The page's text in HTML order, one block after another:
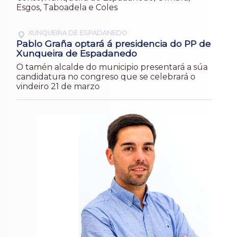
Esgos, Taboadela e Coles
XUNQUEIRA DE ESPADANEDO
Pablo Graña optará á presidencia do PP de
Xunqueira de Espadanedo
O tamén alcalde do municipio presentará a súa
candidatura no congreso que se celebrará o
vindeiro 21 de marzo